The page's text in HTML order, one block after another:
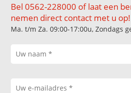
Bel 0562-228000 of laat een
nemen direct contact met u op!
Ma. t/m Za. 09:00-17:00u, Zondags